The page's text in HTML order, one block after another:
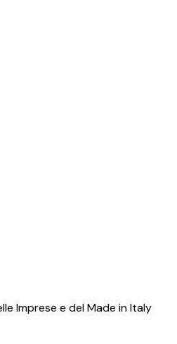
Imprese e del Made in Italy